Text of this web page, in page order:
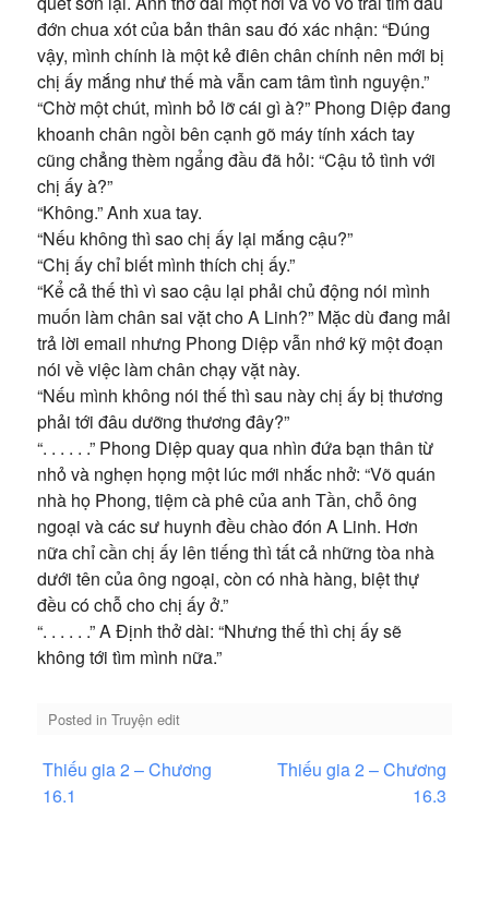
đớn chua xót của bản thân sau đó xác nhận: “Đúng
vậy, mình chính là một kẻ điên chân chính nên mới bị
chị ấy mắng như thế mà vẫn cam tâm tình nguyện.”
“Chờ một chút, mình bỏ lỡ cái gì à?” Phong Diệp đang
khoanh chân ngồi bên cạnh gõ máy tính xách tay
cũng chẳng thèm ngẩng đầu đã hỏi: “Cậu tỏ tình với
chị ấy à?”
“Không.” Anh xua tay.
“Nếu không thì sao chị ấy lại mắng cậu?”
“Chị ấy chỉ biết mình thích chị ấy.”
“Kể cả thế thì vì sao cậu lại phải chủ động nói mình
muốn làm chân sai vặt cho A Linh?” Mặc dù đang mải
trả lời email nhưng Phong Diệp vẫn nhớ kỹ một đoạn
nói về việc làm chân chạy vặt này.
“Nếu mình không nói thế thì sau này chị ấy bị thương
phải tới đâu dưỡng thương đây?”
“. . . . . .” Phong Diệp quay qua nhìn đứa bạn thân từ
nhỏ và nghẹn họng một lúc mới nhắc nhở: “Võ quán
nhà họ Phong, tiệm cà phê của anh Tần, chỗ ông
ngoại và các sư huynh đều chào đón A Linh. Hơn
nữa chỉ cần chị ấy lên tiếng thì tất cả những tòa nhà
dưới tên của ông ngoại, còn có nhà hàng, biệt thự
đều có chỗ cho chị ấy ở.”
“. . . . . .” A Định thở dài: “Nhưng thế thì chị ấy sẽ
không tới tìm mình nữa.”
Posted in Truyện edit
Điều
hướng
Thiếu gia 2 – Chương
16.1
Thiếu gia 2 – Chương
16.3